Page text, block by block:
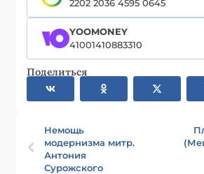
2202 2036 4595 0645
YOOMONEY
41001410883310
Поделиться
Немощь
модернизма митр.
Антония
Сурожского